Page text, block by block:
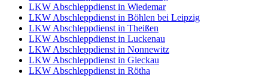
LKW Abschleppdienst in Wiedemar
LKW Abschleppdienst in Böhlen bei Leipzig
LKW Abschleppdienst in Theißen
LKW Abschleppdienst in Luckenau
LKW Abschleppdienst in Nonnewitz
LKW Abschleppdienst in Gieckau
LKW Abschleppdienst in Rötha